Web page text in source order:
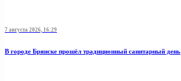
7 августа 2026, 16:29
В городе Брянске прошёл традиционный санитарный день